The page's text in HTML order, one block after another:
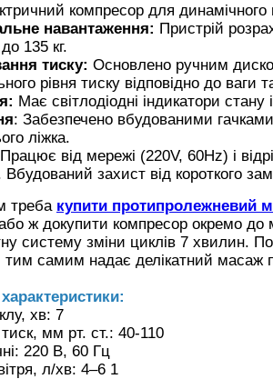
компресор для динамічного
навантаження: Пристрій
135 кг.
тиску: Основлено ручним
рівня тиску відповідно до ваги
Має світлодіодні індикатори
: Забезпечено вбудованими
ліжка.
Працює від мережі (220V, 60Hz) і
Вбудований захист від короткого
треба купити протипролежневий
ж докупити компресор окремо
систему зміни циклів 7 хвилин.
самим надає делікатний масаж
характеристики:
хв: 7
мм рт. ст.: 40-110
220 В, 60 Гц
л/хв: 4–6 1